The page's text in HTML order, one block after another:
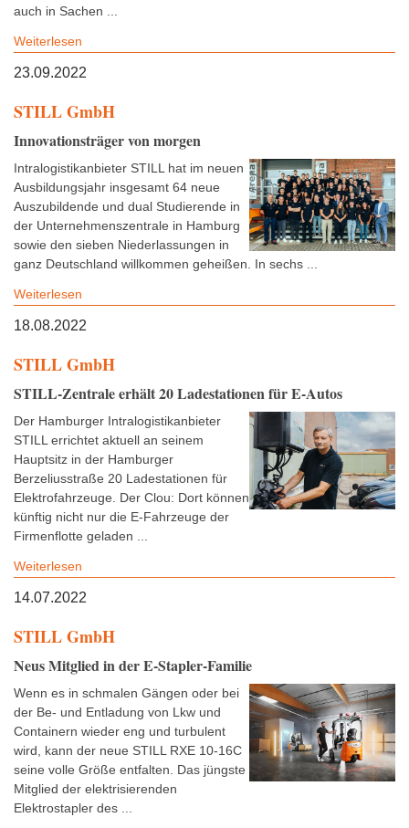
auch in Sachen ...
Weiterlesen
23.09.2022
STILL GmbH
Innovationsträger von morgen
Intralogistikanbieter STILL hat im neuen
Ausbildungsjahr insgesamt 64 neue
Auszubildende und dual Studierende in
der Unternehmenszentrale in Hamburg
sowie den sieben Niederlassungen in
ganz Deutschland willkommen geheißen. In sechs ...
Weiterlesen
18.08.2022
STILL GmbH
STILL-Zentrale erhält 20 Ladestationen für E-Autos
Der Hamburger Intralogistikanbieter
STILL errichtet aktuell an seinem
Hauptsitz in der Hamburger
Berzeliusstraße 20 Ladestationen für
Elektrofahrzeuge. Der Clou: Dort können
künftig nicht nur die E-Fahrzeuge der
Firmenflotte geladen ...
Weiterlesen
14.07.2022
STILL GmbH
Neus Mitglied in der E-Stapler-Familie
Wenn es in schmalen Gängen oder bei
der Be- und Entladung von Lkw und
Containern wieder eng und turbulent
wird, kann der neue STILL RXE 10-16C
seine volle Größe entfalten. Das jüngste
Mitglied der elektrisierenden
Elektrostapler des ...